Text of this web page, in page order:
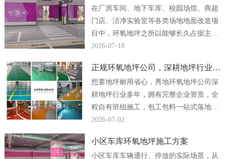
在厂房车间、地下车库、校园场馆、商超
门店、洁净实验室等各类场地地面改造项
目中，环氧地坪之所以能够长久占据主流
地位，核心原因便是它同时兼顾强悍耐磨
2026-07-18
正规环氧地坪公司，深耕地坪行业多年
想要地坪耐用省心，秀地环氧地坪公司深
耕地坪行业多年，拥有完整企业资质，全
程自有班组施工，包工包料一站式落地，
厂房、车间、地下车库地坪工程均可放心
2026-07-02
小区车库环氧地坪施工方案
小区车库车辆通行、停放的实际场景，从